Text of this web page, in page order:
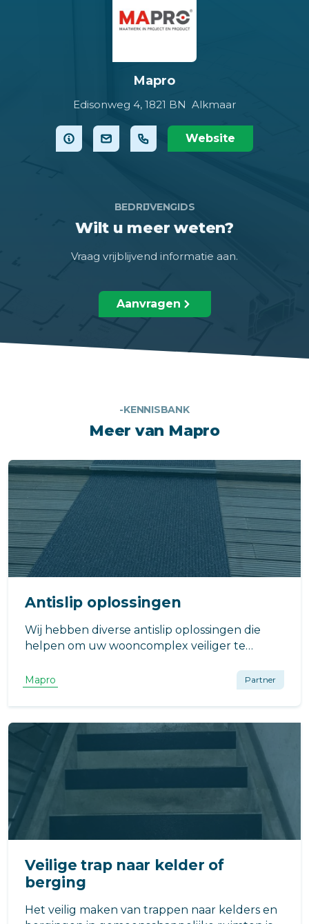
Mapro
Edisonweg 4, 1821 BN Alkmaar
Website
BEDRIJVENGIDS
Wilt u meer weten?
Vraag vrijblijvend informatie aan.
Aanvragen
-KENNISBANK
Meer van Mapro
Antislip oplossingen
Wij hebben diverse antislip oplossingen die
helpen om uw wooncomplex veiliger te
vlonderstrips, antislip tape en trapneuzen.
Mapro Partner
Veilige trap naar kelder of
berging
Het veilig maken van trappen naar kelders en